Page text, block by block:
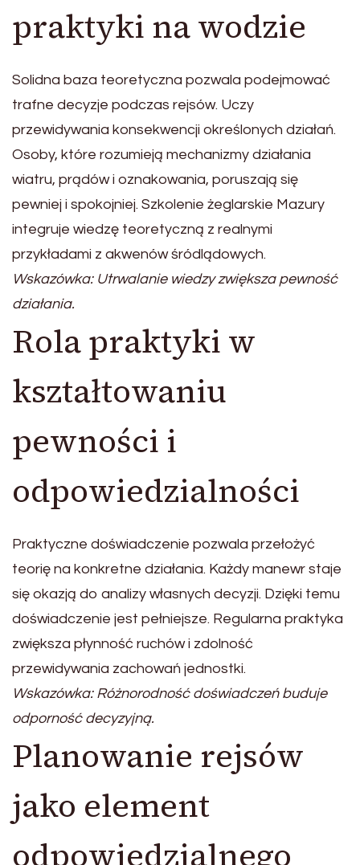
praktyki na wodzie
Solidna baza teoretyczna pozwala podejmować
trafne decyzje podczas rejsów. Uczy
przewidywania konsekwencji określonych działań.
Osoby, które rozumieją mechanizmy działania
wiatru, prądów i oznakowania, poruszają się
pewniej i spokojniej. Szkolenie żeglarskie Mazury
integruje wiedzę teoretyczną z realnymi
przykładami z akwenów śródlądowych.
Wskazówka: Utrwalanie wiedzy zwiększa pewność
działania.
Rola praktyki w
kształtowaniu
pewności i
odpowiedzialności
Praktyczne doświadczenie pozwala przełożyć
teorię na konkretne działania. Każdy manewr staje
się okazją do analizy własnych decyzji. Dzięki temu
doświadczenie jest pełniejsze. Regularna praktyka
zwiększa płynność ruchów i zdolność
przewidywania zachowań jednostki.
Wskazówka: Różnorodność doświadczeń buduje
odporność decyzyjną.
Planowanie rejsów
jako element
odpowiedzialnego